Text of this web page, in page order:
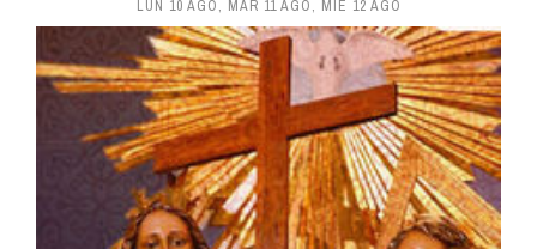
LUN 10 AGO, MAR 11 AGO, MIÉ 12 AGO